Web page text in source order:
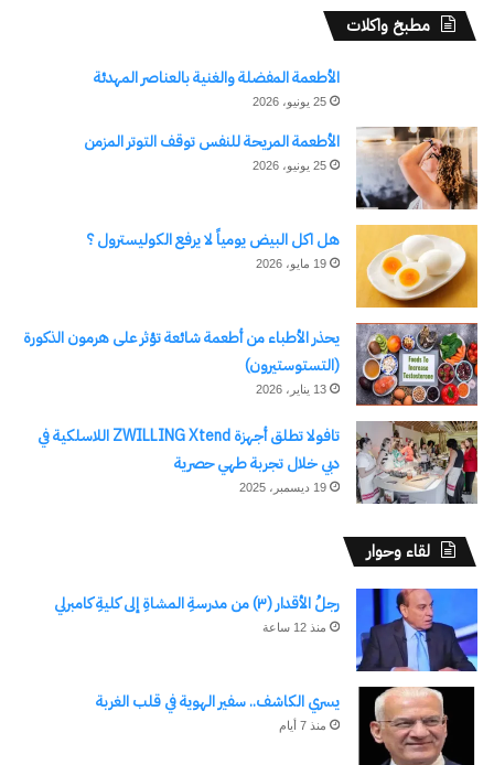
نسخ الرابط
مطبخ واكلات
الأطعمة المفضلة والغنية بالعناصر المهدئة
25 يونيو، 2026
الأطعمة المريحة للنفس توقف التوتر المزمن
25 يونيو، 2026
هل اكل البيض يومياً لا يرفع الكوليسترول ؟
19 مايو، 2026
يحذر الأطباء من أطعمة شائعة تؤثر على هرمون الذكورة
(التستوستيرون)
13 يناير، 2026
تافولا تطلق أجهزة ZWILLING Xtend اللاسلكية في
دبي خلال تجربة طهي حصرية
19 ديسمبر، 2025
لقاء وحوار
رجلُ الأقدار (٣) من مدرسةِ المشاةِ إلى كليةِ كامبرلي
منذ 12 ساعة
يسري الكاشف.. سفير الهوية في قلب الغربة
منذ 7 أيام